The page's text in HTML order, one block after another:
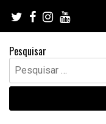
content
Pesquisar
Pesquisar
por: